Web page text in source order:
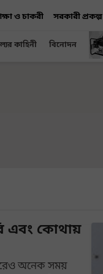
ও চাকরী সরকারী প্রকল্প
কাহিনী বিনোদন
এবং কোথায়
অনেক সময়